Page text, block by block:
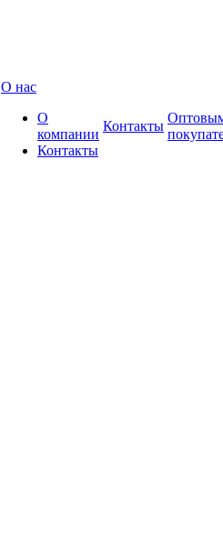
О нас
О
компании
Контакты
Контакты